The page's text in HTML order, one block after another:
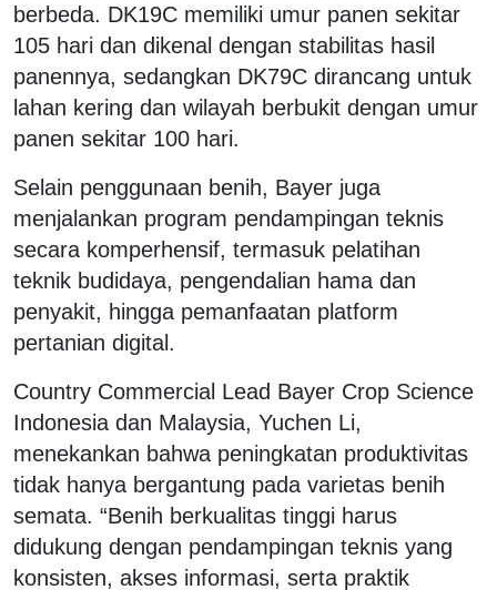
berbeda. DK19C memiliki umur panen sekitar
105 hari dan dikenal dengan stabilitas hasil
panennya, sedangkan DK79C dirancang untuk
lahan kering dan wilayah berbukit dengan umur
panen sekitar 100 hari.
Selain penggunaan benih, Bayer juga
menjalankan program pendampingan teknis
secara komperhensif, termasuk pelatihan
teknik budidaya, pengendalian hama dan
penyakit, hingga pemanfaatan platform
pertanian digital.
Country Commercial Lead Bayer Crop Science
Indonesia dan Malaysia, Yuchen Li,
menekankan bahwa peningkatan produktivitas
tidak hanya bergantung pada varietas benih
semata. “Benih berkualitas tinggi harus
didukung dengan pendampingan teknis yang
konsisten, akses informasi, serta praktik